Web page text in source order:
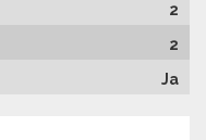
2
2
Ja